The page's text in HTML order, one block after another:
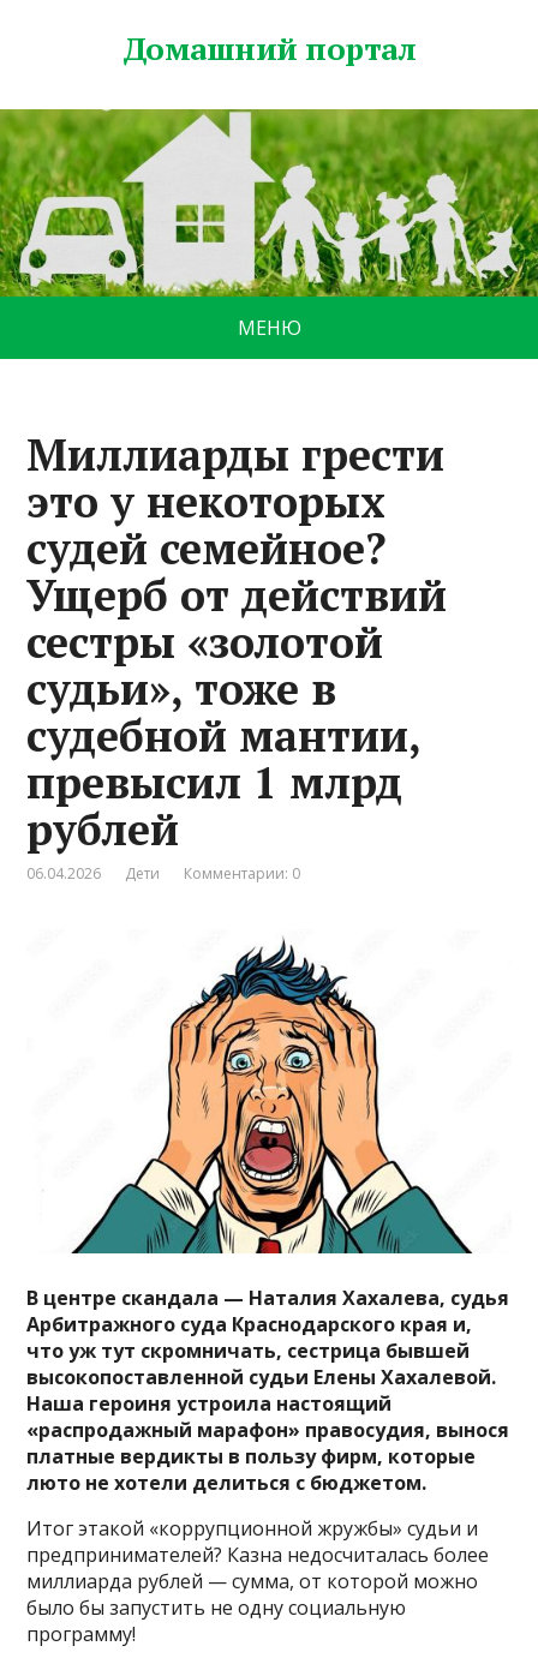
Домашний портал
МЕНЮ
Миллиарды грести
это у некоторых
судей семейное?
Ущерб от действий
сестры «золотой
судьи», тоже в
судебной мантии,
превысил 1 млрд
рублей
06.04.2026 Дети Комментарии: 0
В центре скандала — Наталия Хахалева, судья
Арбитражного суда Краснодарского края и,
что уж тут скромничать, сестрица бывшей
высокопоставленной судьи Елены Хахалевой.
Наша героиня устроила настоящий
«распродажный марафон» правосудия, вынося
платные вердикты в пользу фирм, которые
люто не хотели делиться с бюджетом.
Итог этакой «коррупционной жружбы» судьи и
предпринимателей? Казна недосчиталась более
миллиарда рублей — сумма, от которой можно
было бы запустить не одну социальную
программу!